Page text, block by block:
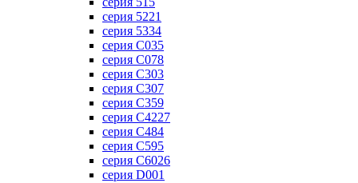
серия 5221
серия 5334
серия C035
серия C078
серия C303
серия C307
серия C359
серия C4227
серия C484
серия C595
серия C6026
серия D001